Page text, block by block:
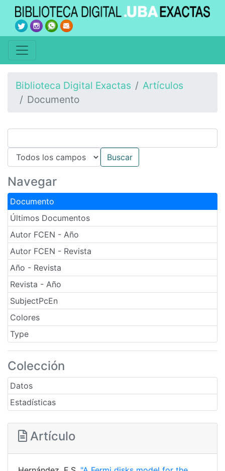
Biblioteca Digital Exactas
Artículos
Documento
Navegar
Documento
Últimos Documentos
Autor FCEN - Año
Autor FCEN - Revista
Año - Revista
Revista - Año
SubjectPcEn
Colores
Type
Colección
Datos
Estadísticas
Artículo